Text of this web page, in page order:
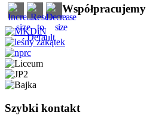
Współpracujemy
Szybki kontakt